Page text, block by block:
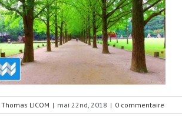
Thomas LICOM | mai 22nd, 2018 | 0 commentaire